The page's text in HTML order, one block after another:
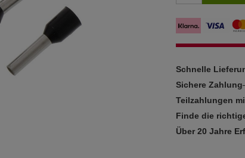
Schnelle
Sichere Zahlung
Teilzahlungen
Finde die
Über 20 Jahre